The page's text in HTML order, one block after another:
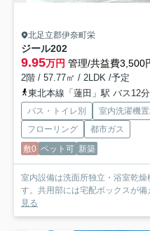
北足立郡伊奈町栄
ジール202
9.95万円 管理/共益費3,500
2階 / 57.77㎡ / 2LDK /予定
東北本線「蓮田」駅 バス12
バス・トイレ別 室内洗濯機
フローリング
都市ガス
敷0 ペット可 新築
室内設備は洗面所独立・浴室乾
す。共用部には宅配ボックスが
見る